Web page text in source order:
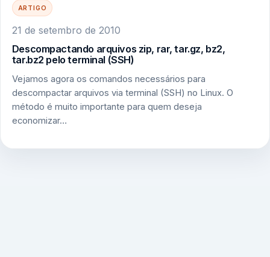
ARTIGO
21 de setembro de 2010
Descompactando arquivos zip, rar, tar.gz, bz2,
tar.bz2 pelo terminal (SSH)
Vejamos agora os comandos necessários para
descompactar arquivos via terminal (SSH) no Linux. O
método é muito importante para quem deseja
economizar…